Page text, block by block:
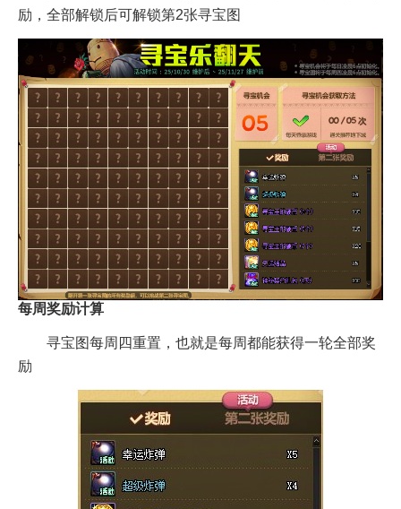
励，全部解锁后可解锁第2张寻宝图
每周奖励计算
寻宝图每周四重置，也就是每周都能获得一轮全部奖
励